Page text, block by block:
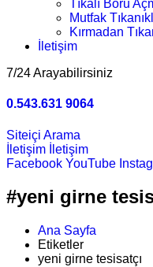
Tıkalı Boru
Mutfak
Kırmadan
İletişim
7/24 Arayabilirsiniz
0.543.631 9064
Siteiçi Arama
İletişim
İletişim
Facebook YouTube
#yeni girne
Ana Sayfa
Etiketler
yeni girne tesisatçı